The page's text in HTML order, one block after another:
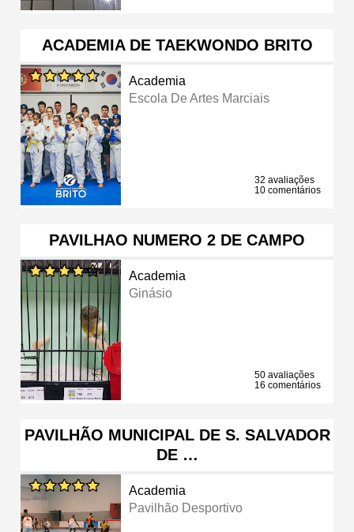
ACADEMIA DE TAEKWONDO BRITO
Academia
Escola De Artes Marciais
32 avaliações
10 comentários
PAVILHAO NUMERO 2 DE CAMPO
Academia
Ginásio
50 avaliações
16 comentários
PAVILHÃO MUNICIPAL DE S. SALVADOR
DE …
Academia
Pavilhão Desportivo